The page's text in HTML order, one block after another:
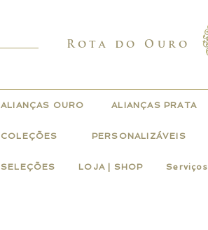
Rota do Ouro
ALIANÇAS OURO ALIANÇAS PRATA
COLEÇÕES PERSONALIZÁVEIS
SELEÇÕES LOJA | SHOP Serviços